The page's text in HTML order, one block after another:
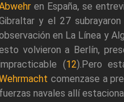
en España, se
y el 27
en La Línea y
volvieron a Berlín,
(12).Pero
comenzase a
fuerzas navales allí